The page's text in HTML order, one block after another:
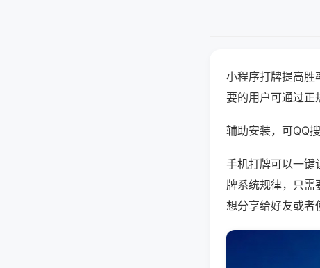
小程序打牌提高胜
要的用户可通过正
辅助安装，可QQ
手机打牌可以一键
牌系统规律，只需
想分享给好友或者